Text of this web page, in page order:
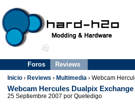
Foros Reviews
Inicio › Reviews › Multimedia › Webcam
Webcam Hercules Dualpix Exchange
25 Septiembre 2007 por Quetedigo